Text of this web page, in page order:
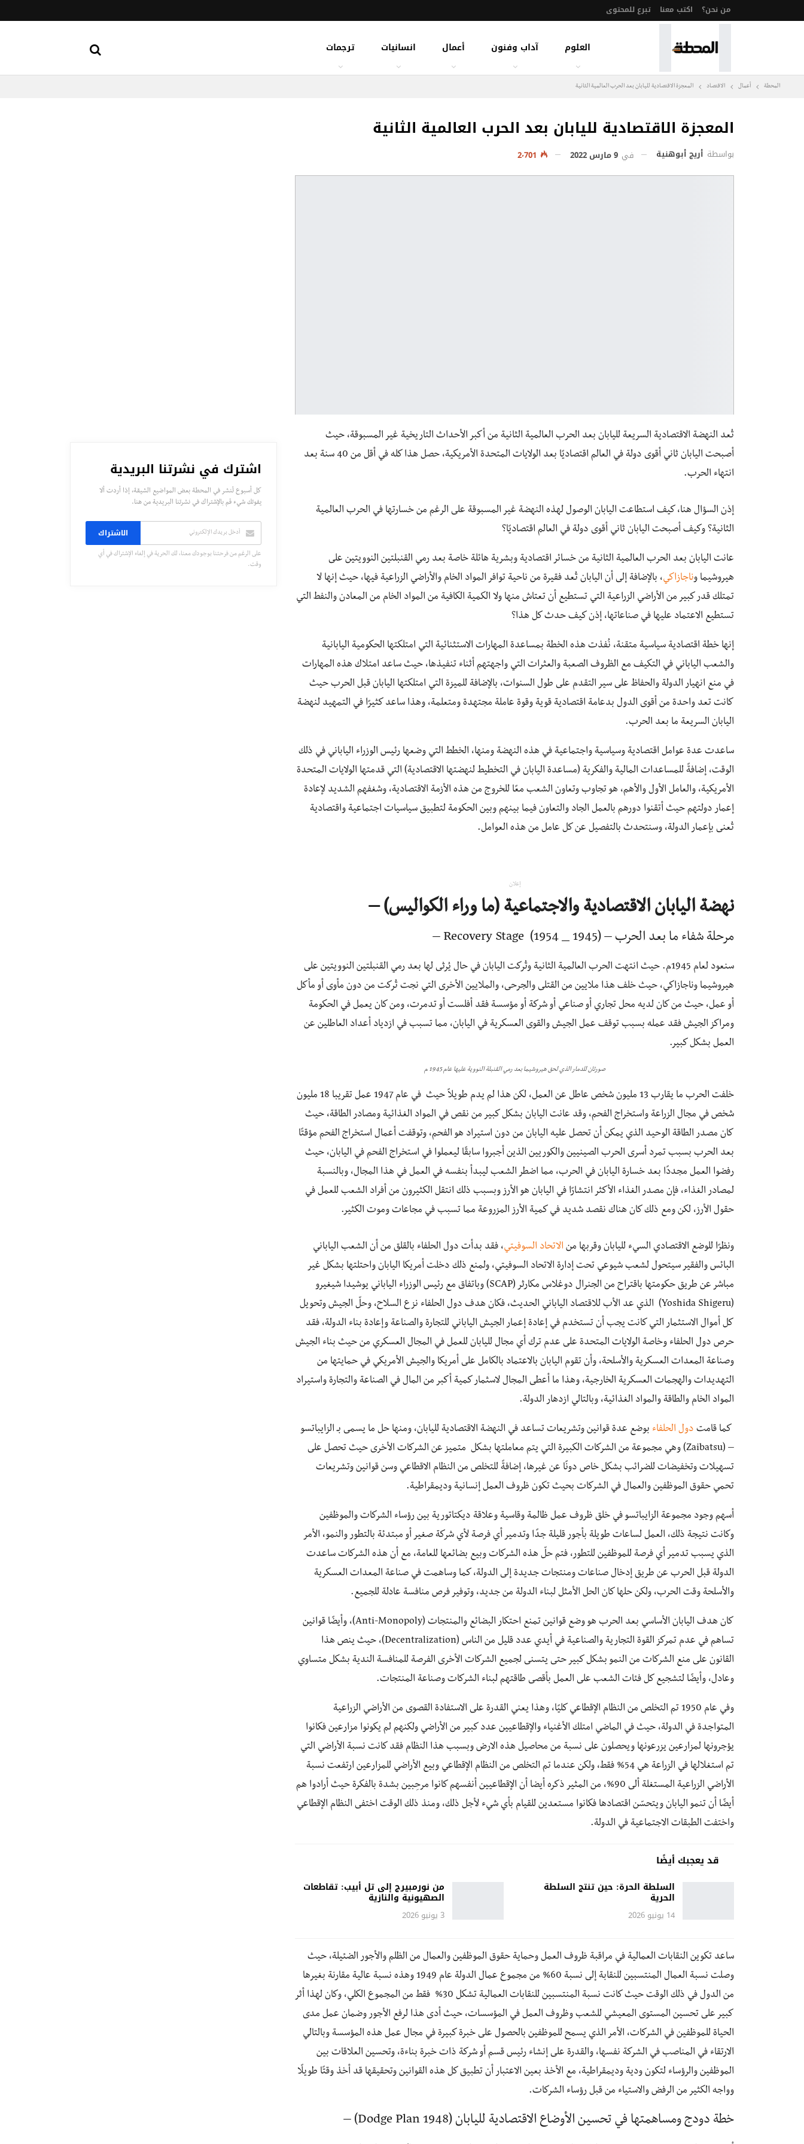
من نحن؟ اكتب معنا تبرع للمحتوى
العلوم آداب وفنون أعمال انسانيات ترجمات
المحطة أعمال الاقتصاد المعجزة الاقتصادية لليابان بعد الحرب العالمية الثانية
المعجزة الاقتصادية لليابان بعد الحرب العالمية الثانية
بواسطة أريج أبوهنية في 9 مارس 2022
تُعد النهضة الاقتصادية السريعة لليابان بعد الحرب العالمية الثانية من أكبر الأحداث التاريخية غير المسبوقة، حيث
أصبحت اليابان ثاني أقوى دولة في العالم اقتصاديًا بعد الولايات المتحدة الأمريكية، حصل هذا كله في أقل من 40 سنة بعد
انتهاء الحرب.
إذن السؤال هنا، كيف استطاعت اليابان الوصول لهذه النهضة غير المسبوقة على الرغم من خسارتها في الحرب العالمية
الثانية؟ وكيف أصبحت اليابان ثاني أقوى دولة في العالم اقتصاديًا؟
عانت اليابان بعد الحرب العالمية الثانية من خسائر اقتصادية وبشرية هائلة خاصة بعد رمي القنبلتين النوويتين على
هيروشيما وناجازاكي، بالإضافة إلى أن اليابان تُعد فقيرة من ناحية توافر المواد الخام والأراضي الزراعية فيها، حيث إنها لا
تمتلك قدر كبير من الأراضي الزراعية التي تستطيع أن تعتاش منها ولا الكمية الكافية من المواد الخام من المعادن والنفط التي
تستطيع الاعتماد عليها في صناعاتها، إذن كيف حدث كل هذا؟
إنها خطة اقتصادية سياسية متقنة، نُفذت هذه الخطة بمساعدة المهارات الاستثنائية التي امتلكتها الحكومية اليابانية
والشعب الياباني في التكيف مع الظروف الصعبة والعثرات التي واجهتهم أثناء تنفيذها، حيث ساعد امتلاك هذه المهارات
في منع انهيار الدولة والحفاظ على سير التقدم على طول السنوات، بالإضافة للميزة التي امتلكتها اليابان قبل الحرب حيث
كانت تعد واحدة من أقوى الدول بدعامة اقتصادية قوية وقوة عاملة مجتهدة ومتعلمة، وهذا ساعد كثيرًا في التمهيد لنهضة
اليابان السريعة ما بعد الحرب.
ساعدت عدة عوامل اقتصادية وسياسية واجتماعية في هذه النهضة ومنها، الخطط التي وضعها رئيس الوزراء الياباني في ذلك
الوقت، إضافةً للمساعدات المالية والفكرية (مساعدة اليابان في التخطيط لنهضتها الاقتصادية) التي قدمتها الولايات المتحدة
الأمريكية، والعامل الأول والأهم، هو تجاوب وتعاون الشعب معًا للخروج من هذه الأزمة الاقتصادية، وشغفهم الشديد لإعادة
إعمار دولتهم حيث أتقنوا دورهم بالعمل الجاد والتعاون فيما بينهم وبين الحكومة لتطبيق سياسيات اجتماعية واقتصادية
تُعنى بإعمار الدولة، وسنتحدث بالتفصيل عن كل عامل من هذه العوامل.
إعلان
نهضة اليابان الاقتصادية والاجتماعية (ما وراء الكواليس) –
مرحلة شفاء ما بعد الحرب – (Recovery Stage (1954 _ 1945 –
سنعود لعام 1945م. حيث انتهت الحرب العالمية الثانية وتُركت اليابان في حال يُرثى لها بعد رمي القنبلتين النوويتين على
هيروشيما وناجازاكي، حيث خلف هذا ملايين من القتلى والجرحى، والملايين الأخرى التي نجت تُركت من دون مأوى أو مأكل
أو عمل، حيث من كان لديه محل تجاري أو صناعي أو شركة أو مؤسسة فقد أفلست أو تدمرت، ومن كان يعمل في الحكومة
ومراكز الجيش فقد عمله بسبب توقف عمل الجيش والقوى العسكرية في اليابان، مما تسبب في ازدياد أعداد العاطلين عن
العمل بشكل كبير.
صورتان للدمار الذي لحق هيروشيما بعد رمي القنبلة النووية عليها عام 1945 م
خلفت الحرب ما يقارب 13 مليون شخص عاطل عن العمل، لكن هذا لم يدم طويلاً حيث في عام 1947 عمل تقريبا 18 مليون
شخص في مجال الزراعة واستخراج الفحم، وقد عانت اليابان بشكل كبير من نقص في المواد الغذائية ومصادر الطاقة، حيث
كان مصدر الطاقة الوحيد الذي يمكن أن تحصل عليه اليابان من دون استيراد هو الفحم، وتوقفت أعمال استخراج الفحم مؤقتًا
بعد الحرب بسبب تمرد أسرى الحرب الصينيين والكوريين الذين أجبروا سابقًا ليعملوا في استخراج الفحم في اليابان، حيث
رفضوا العمل مجددًا بعد خسارة اليابان في الحرب، مما اضطر الشعب ليبدأ بنفسه في العمل في هذا المجال، وبالنسبة
لمصادر الغذاء، فإن مصدر الغذاء الأكثر انتشارًا في اليابان هو الأرز وبسبب ذلك انتقل الكثيرون من أفراد الشعب للعمل في
حقول الأرز، لكن ومع ذلك كان هناك نقصد شديد في كمية الأرز المزروعة مما تسبب في مجاعات وموت الكثير.
ونظرًا للوضع الاقتصادي السيء لليابان وقربها من الاتحاد السوفيتي، فقد بدأت دول الحلفاء بالقلق من أن الشعب الياباني
البائس والفقير سيتحول لشعب شيوعي تحت إدارة الاتحاد السوفيتي، ولمنع ذلك دخلت أمريكا اليابان واحتلتها بشكل غير
مباشر عن طريق حكومتها باقتراح من الجنرال دوغلاس مكارثر (SCAP) وباتفاق مع رئيس الوزراء الياباني يوشيدا شيغيرو
(Yoshida Shigeru) الذي عد الأب للاقتصاد الياباني الحديث، فكان هدف دول الحلفاء نزع السلاح، وحلّ الجيش وتحويل
كل أموال الاستثمار التي كانت يجب أن تستخدم في إعادة إعمار الجيش الياباني للتجارة والصناعة وإعادة بناء الدولة، فقد
حرص دول الحلفاء وخاصة الولايات المتحدة على عدم ترك أي مجال لليابان للعمل في المجال العسكري من حيث بناء الجيش
وصناعة المعدات العسكرية والأسلحة، وأن تقوم اليابان بالاعتماد بالكامل على أمريكا والجيش الأمريكي في حمايتها من
التهديدات والهجمات العسكرية الخارجية، وهذا ما أعطى المجال لاسثمار كمية أكبر من المال في الصناعة والتجارة واستيراد
المواد الخام والطاقة والمواد الغذائية، وبالتالي ازدهار الدولة.
كما قامت دول الحلفاء بوضع عدة قوانين وتشريعات تساعد في النهضة الاقتصادية لليابان، ومنها حل ما يسمى بـ الزايباتسو
– (Zaibatsu) وهي مجموعة من الشركات الكبيرة التي يتم معاملتها بشكل متميز عن الشركات الأخرى حيث تحصل على
تسهيلات وتخفيضات للضرائب بشكل خاص دونًا عن غيرها، إضافةً للتخلص من النظام الاقطاعي وسن قوانين وتشريعات
تحمي حقوق الموظفين والعمال في الشركات بحيث تكون ظروف العمل إنسانية وديمقراطية.
أسهم وجود مجموعة الزايباتسو في خلق ظروف عمل ظالمة وقاسية وعلاقة ديكتاتورية بين رؤساء الشركات والموظفين
وكانت نتيجة ذلك، العمل لساعات طويلة بأجور قليلة جدًا وتدمير أي فرصة لأي شركة صغير أو مبتدئة بالتطور والنمو، الأمر
الذي يسبب تدمير أي فرصة للموظفين للتطور، فتم حلّ هذه الشركات وبيع بضائعها للعامة، مع أن هذه الشركات ساعدت
الدولة قبل الحرب عن طريق إدخال صناعات ومنتجات جديدة إلى الدولة، كما وساهمت في صناعة المعدات العسكرية
والأسلحة وقت الحرب، ولكن حلها كان الحل الأمثل لبناء الدولة من جديد، وتوفير فرص منافسة عادلة للجميع.
كان هدف اليابان الأساسي بعد الحرب هو وضع قوانين تمنع احتكار البضائع والمنتجات (Anti-Monopoly)، وأيضًا قوانين
تساهم في عدم تمركز القوة التجارية والصناعية في أيدي عدد قليل من الناس (Decentralization)، حيث ينص هذا
القانون على منع الشركات من النمو بشكل كبير حتى يتسنى لجميع الشركات الأخرى الفرصة للمنافسة الندية بشكل متساوي
وعادل، وأيضًا لتشجيع كل فئات الشعب على العمل بأقصى طاقتهم لبناء الشركات وصناعة المنتجات.
وفي عام 1950 تم التخلص من النظام الإقطاعي كليًا، وهذا يعني القدرة على الاستفادة القصوى من الأراضي الزراعية
المتواجدة في الدولة، حيث في الماضي امتلك الأغنياء والإقطاعيين عدد كبير من الأراضي ولكنهم لم يكونوا مزارعين فكانوا
يؤجرونها لمزارعين يزرعونها ويحصلون على نسبة من محاصيل هذه الارض وبسبب هذا النظام فقد كانت نسبة الأراضي التي
تم استغلالها في الزراعة هي 54% فقط، ولكن عندما تم التخلص من النظام الإقطاعي وبيع الأراضي للمزارعين ارتفعت نسبة
الأراضي الزراعية المستغلة ألى 90%، من المثير ذكره أيضا أن الإقطاعيين أنفسهم كانوا مرحِبين بشدة بالفكرة حيث أرادوا هم
أيضًا أن تنمو اليابان ويتحسّن اقتصادها فكانوا مستعدين للقيام بأي شيء لأجل ذلك، ومنذ ذلك الوقت اختفى النظام الإقطاعي
واختفت الطبقات الاجتماعية في الدولة.
قد يعجبك أيضًا
السلطة الحرة: حين تنتج السلطة
الحرية
14 يونيو 2026
من نورمبيرج إلى تل أبيب: تقاطعات
الصهيونية والنازية
3 يونيو 2026
ساعد تكوين النقابات العمالية في مراقبة ظروف العمل وحماية حقوق الموظفين والعمال من الظلم والأجور الضئيلة، حيث
وصلت نسبة العمال المنتسبين للنقابة إلى نسبة 60% من مجموع عمال الدولة عام 1949 وهذه نسبة عالية مقارنة بغيرها
من الدول في ذلك الوقت حيث كانت نسبة المنتسبين للنقابات العمالية تشكل 30% فقط من المجموع الكلي، وكان لهذا أثر
كبير على تحسين المستوى المعيشي للشعب وظروف العمل في المؤسسات، حيث أدى هذا لرفع الأجور وضمان عمل مدى
الحياة للموظفين في الشركات، الأمر الذي يسمح للموظفين بالحصول على خبرة كبيرة في مجال عمل هذه المؤسسة وبالتالي
الارتقاء في المناصب في الشركة نفسها، والقدرة على إنشاء رئيس قسم أو شركة ذات خبرة بناءة، وتحسين العلاقات بين
الموظفين والرؤساء لتكون ودية وديمقراطية، مع الأخذ بعين الاعتبار أن تطبيق كل هذه القوانين وتحقيقها قد أخذ وقتًا طويلًا
وواجه الكثير من الرفض والاستياء من قبل رؤساء الشركات.
خطة دودج ومساهمتها في تحسين الأوضاع الاقتصادية لليابان (Dodge Plan 1948) –
اشترك في نشرتنا البريدية
كل أسبوع تُنشر في المحطة بعض المواضيع الشيقة، إذا أردت ألا
يفوتك شيء قم بالإشتراك في نشرتنا البريدية من هنا.
الاشتراك
على الرغم من فرحتنا بوجودك معنا، لك الحرية في إلغاء الإشتراك في أي
وقت.